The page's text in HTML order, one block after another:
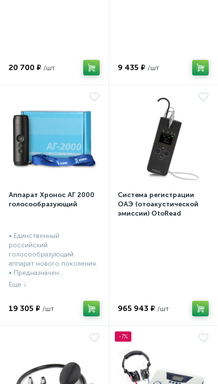
20 700 ₽ 9 435 ₽
Аппарат Хронос АГ 2000
голосообразующий
• Единственный
российский
голосообразующий
аппарат нового поколения.
• Предназначен...
19 305 ₽
Система регистрации
ОАЭ (отоакустической
эмиссии) OtoRead
965 943 ₽
-7%